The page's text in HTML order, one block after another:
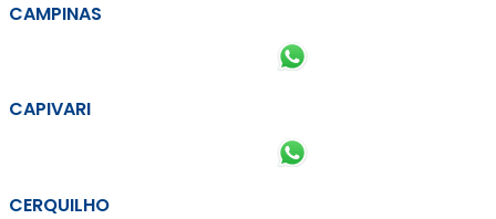
CAMPINAS
CAPIVARI
CERQUILHO